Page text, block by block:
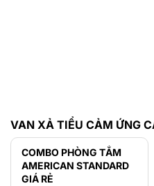
VAN XẢ TIỂU CẢM ỨNG
COMBO PHÒNG TẮM
AMERICAN STANDARD
GIÁ RẺ